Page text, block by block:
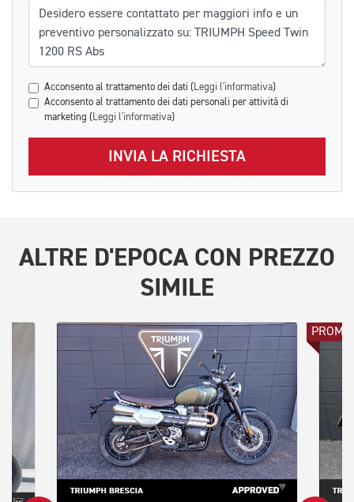
Messaggio
Acconsento al trattamento dei dati ( Leggi l'informativa)
Acconsento al trattamento dei dati personali per attività di
marketing ( Leggi l'informativa)
INVIA LA RICHIESTA
ALTRE D'EPOCACON PREZZO
SIMILE
PROMO